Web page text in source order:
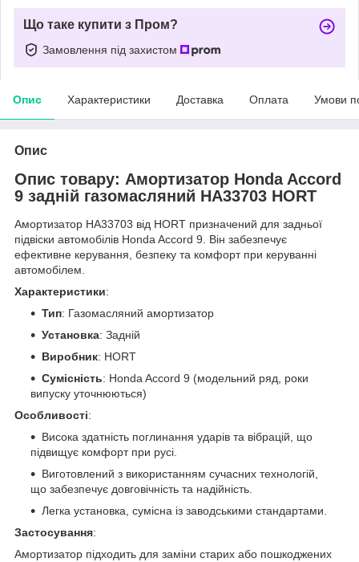
Що таке купити з Пром?
Замовлення під захистом
Опис Характеристики Доставка Оплата Умови
Опис
Опис товару: Амортизатор Honda Accord
9 задній газомасляний HA33703 HORT
Амортизатор HA33703 від HORT призначений для задньої
підвіски автомобілів Honda Accord 9. Він забезпечує
ефективне керування, безпеку та комфорт при керуванні
автомобілем.
Характеристики:
Тип: Газомасляний амортизатор
Установка: Задній
Виробник: HORT
Сумісність: Honda Accord 9 (модельний ряд, роки
випуску уточнюються)
Особливості:
Висока здатність поглинання ударів та вібрацій, що
підвищує комфорт при русі.
Виготовлений з використанням сучасних технологій,
що забезпечує довговічність та надійність.
Легка установка, сумісна із заводськими стандартами.
Застосування:
Амортизатор підходить для заміни старих або пошкоджених